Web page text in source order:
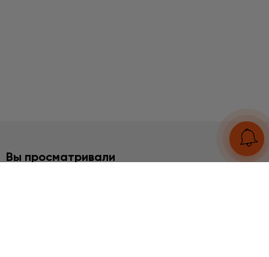
Вы просматривали